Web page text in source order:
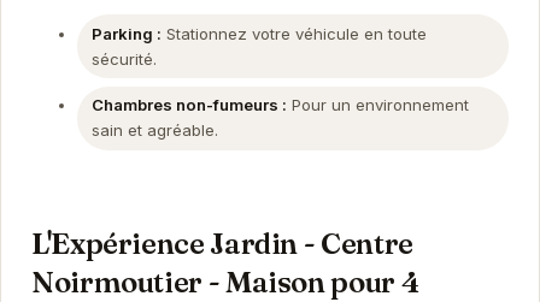
Parking : Stationnez votre véhicule en toute
sécurité.
Chambres non-fumeurs : Pour un environnement
sain et agréable.
L'Expérience Jardin - Centre
Noirmoutier - Maison pour 4